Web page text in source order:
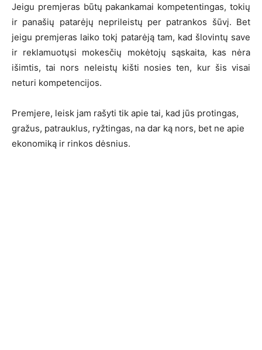
Jeigu premjeras būtų pakankamai kompetentingas, tokių
ir panašių patarėjų neprileistų per patrankos šūvį. Bet
jeigu premjeras laiko tokį patarėją tam, kad šlovintų save
ir reklamuotųsi mokesčių mokėtojų sąskaita, kas nėra
išimtis, tai nors neleistų kišti nosies ten, kur šis visai
neturi kompetencijos.
Premjere, leisk jam rašyti tik apie tai, kad jūs protingas,
gražus, patrauklus, ryžtingas, na dar ką nors, bet ne apie
ekonomiką ir rinkos dėsnius.